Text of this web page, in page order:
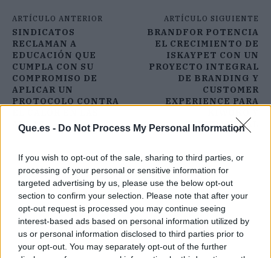
Que.es - Do Not Process My Personal Information
If you wish to opt-out of the sale, sharing to third parties, or
processing of your personal or sensitive information for
targeted advertising by us, please use the below opt-out
section to confirm your selection. Please note that after your
opt-out request is processed you may continue seeing
interest-based ads based on personal information utilized by
us or personal information disclosed to third parties prior to
your opt-out. You may separately opt-out of the further
ARTÍCULO ANTERIOR
SINDICATOS
RECLAMAN A
EDUCACIÓN QUE
CUMPLA CON SU
COMPROMISO DE
APLICAR UN
PROTOCOLO CONTRA
AULAS
ARTÍCULO SIGUIENTE
BRANDFOR POTENCIA
EL CRECIMIENTO DE
ISKAYPET CON UN
PROYECTO INTEGRAL
DE BRANDING Y
CUSTOMER
EXPERIENCE PARA
TIENDANIMAL